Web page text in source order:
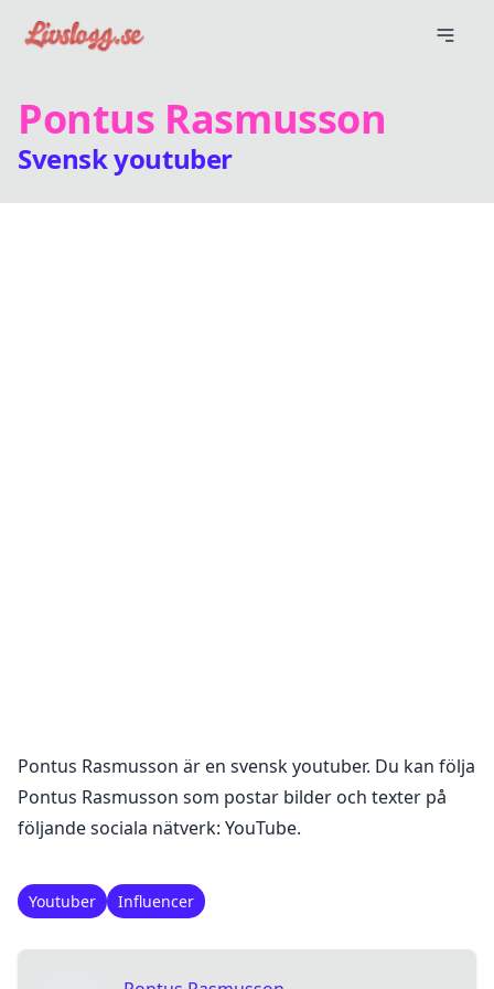
Pontus Rasmusson
Svensk youtuber
Pontus Rasmusson är en svensk youtuber. Du kan följa
Pontus Rasmusson som postar bilder och texter på
följande sociala nätverk: YouTube.
Youtuber Influencer